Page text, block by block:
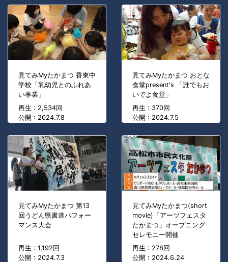
見てみMyたかまつ 香東中
学校「乳幼児とのふれあ
い事業」
再生 : 2,534回
公開 : 2024.7.8
見てみMyたかまつ おとな
食堂present's 「誰でもお
いでよ食堂」
再生 : 370回
公開 : 2024.7.5
見てみMyたかまつ 第13
回うどん県書道パフォー
マンス大会
再生 : 1,192回
公開 : 2024.7.3
見てみMyたかまつ(short
movie)「アーツフェスタ
たかまつ」オープニング
セレモニー開催
再生 : 278回
公開 : 2024.6.24